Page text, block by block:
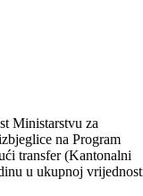
Ministarstvu za
na Program